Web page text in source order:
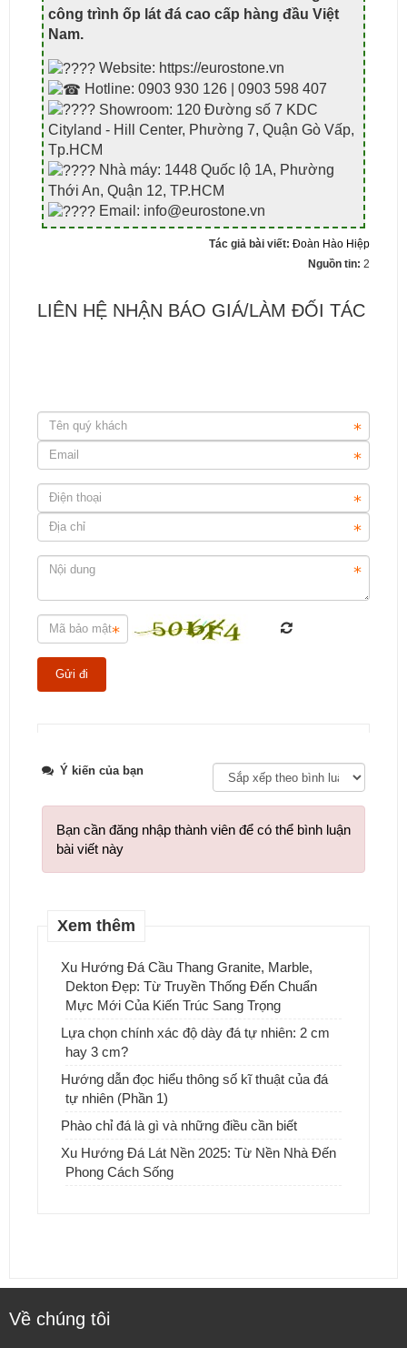
công trình ốp lát đá cao cấp hàng đầu Việt
Nam.
Website: https://eurostone.vn
Hotline: 0903 930 126 | 0903 598 407
Showroom: 120 Đường số 7 KDC
Cityland - Hill Center, Phường 7, Quận Gò Vấp,
Tp.HCM
Nhà máy: 1448 Quốc lộ 1A, Phường
Thới An, Quận 12, TP.HCM
Email: info@eurostone.vn
Tác giả bài viết: Đoàn Hào Hiệp
Nguồn tin: 2
LIÊN HỆ NHẬN BÁO GIÁ/LÀM ĐỐI TÁC
Ý kiến của bạn
Bạn cần đăng nhập thành viên để có thể bình luận
bài viết này
Xem thêm
Xu Hướng Đá Cầu Thang Granite, Marble,
Dekton Đẹp: Từ Truyền Thống Đến Chuẩn
Mực Mới Của Kiến Trúc Sang Trọng
Lựa chọn chính xác độ dày đá tự nhiên: 2 cm
hay 3 cm?
Hướng dẫn đọc hiểu thông số kĩ thuật của đá
tự nhiên (Phần 1)
Phào chỉ đá là gì và những điều cần biết
Xu Hướng Đá Lát Nền 2025: Từ Nền Nhà Đến
Phong Cách Sống
Về chúng tôi